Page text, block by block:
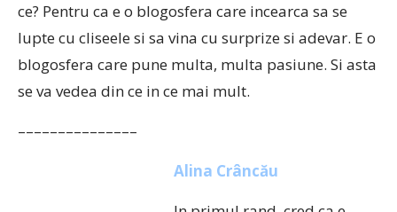
ce? Pentru ca e o blogosfera care incearca sa se
lupte cu cliseele si sa vina cu surprize si adevar. E o
blogosfera care pune multa, multa pasiune. Si asta
se va vedea din ce in ce mai mult.
–––––––––––––––
Alina Crâncău